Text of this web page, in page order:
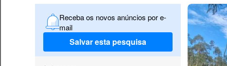
Receba os novos anúncios por e-
mail
Salvar esta pesquisa